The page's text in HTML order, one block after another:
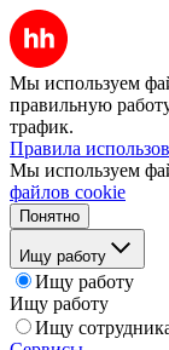
Мы используем
правильную
трафик.
Правила
Мы используем
файлов cookie
Понятно
Ищу работу
Ищу работу
Ищу работу
Ищу